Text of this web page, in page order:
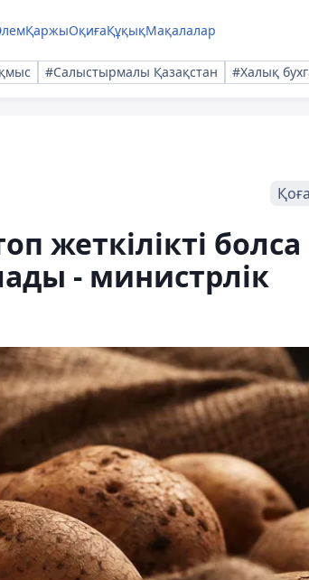
ҚаржыОқиғаҚұқықМақалалар
#Салыстырмалы Қазақстан #Халық
жеткілікті болса
- министрлік